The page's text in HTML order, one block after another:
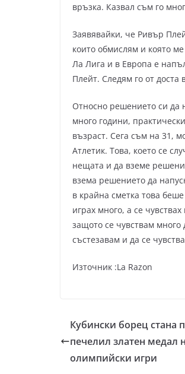
връзка. Казвал съм го
Заявявайки, че Ривър
които обмислям и която
Ла Лига и в Европа е
Плейт. Следям го от доста
Относно решението си да
много години,
възраст. Сега съм на 31,
Атлетик. Това, което се
нещата и да вземе
взема решението да
в крайна сметка това
играх много, а се
защото се чувствам
състезавам и да се
Източник :La Razon
Кубински борец стана
печелил златен медал
олимпийски игри